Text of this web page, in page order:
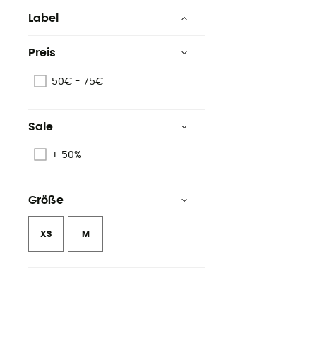
Label
Preis
50€ - 75€
Sale
+ 50%
Größe
XS M